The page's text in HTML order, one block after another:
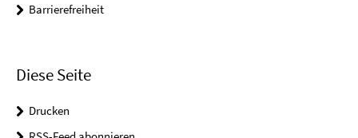
Barrierefreiheit
Diese Seite
Drucken